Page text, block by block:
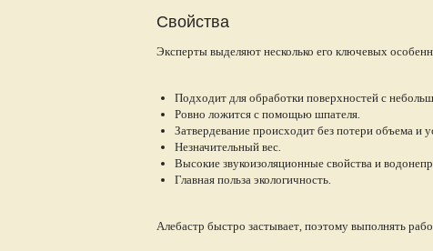
Свойства
Эксперты выделяют несколько его ключевых
Подходит для обработки поверхностей с
Ровно ложится с помощью шпателя.
Затвердевание происходит без потери объема и
Незначительный вес.
Высокие звукоизоляционные свойства и
Главная польза экологичность.
Алебастр быстро застывает, поэтому выполнять